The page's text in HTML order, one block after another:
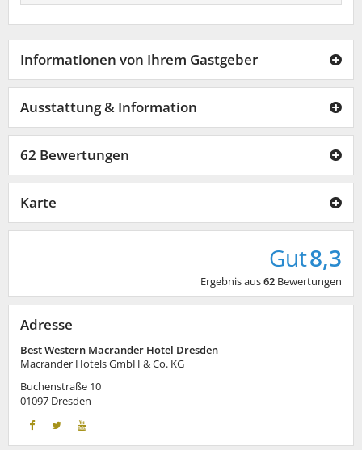
Informationen von Ihrem Gastgeber
Ausstattung & Information
62 Bewertungen
Karte
Gut8,3
Ergebnis aus62 Bewertungen
Adresse
Best Western Macrander Hotel Dresden
Macrander Hotels GmbH & Co. KG
Buchenstraße 10
01097 Dresden